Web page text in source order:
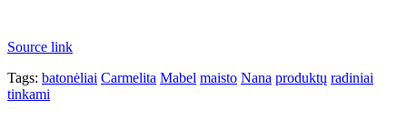
Source link
Tags: batonėliai Carmelita Mabel maisto Nana produktų radiniai
tinkami